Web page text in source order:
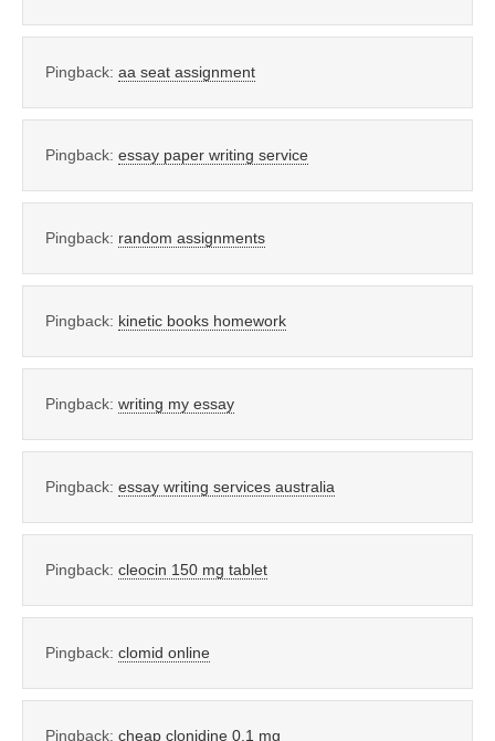
Pingback: aa seat assignment
Pingback: essay paper writing service
Pingback: random assignments
Pingback: kinetic books homework
Pingback: writing my essay
Pingback: essay writing services australia
Pingback: cleocin 150 mg tablet
Pingback: clomid online
Pingback: cheap clonidine 0,1 mg